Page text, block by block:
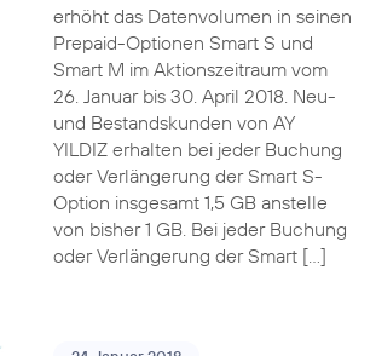
erhöht das Datenvolumen in seinen
Prepaid-Optionen Smart S und
Smart M im Aktionszeitraum vom
26. Januar bis 30. April 2018. Neu-
und Bestandskunden von AY
YILDIZ erhalten bei jeder Buchung
oder Verlängerung der Smart S-
Option insgesamt 1,5 GB anstelle
von bisher 1 GB. Bei jeder Buchung
oder Verlängerung der Smart […]